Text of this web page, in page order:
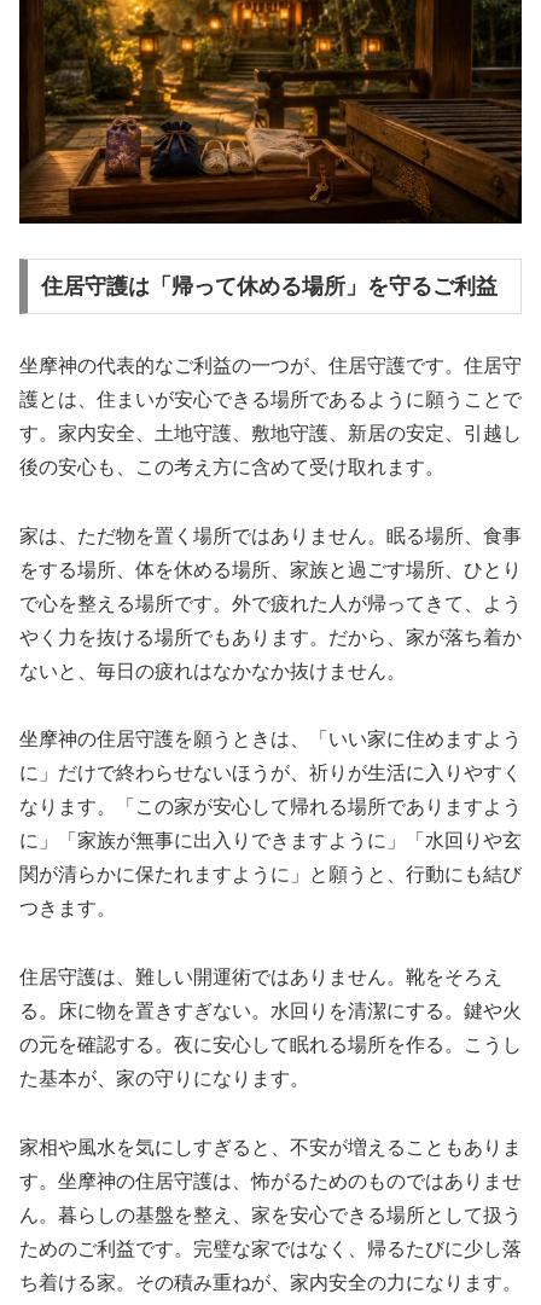
住居守護は「帰って休める場所」を守るご利益
坐摩神の代表的なご利益の一つが、住居守護です。住居守
護とは、住まいが安心できる場所であるように願うことで
す。家内安全、土地守護、敷地守護、新居の安定、引越し
後の安心も、この考え方に含めて受け取れます。
家は、ただ物を置く場所ではありません。眠る場所、食事
をする場所、体を休める場所、家族と過ごす場所、ひとり
で心を整える場所です。外で疲れた人が帰ってきて、よう
やく力を抜ける場所でもあります。だから、家が落ち着か
ないと、毎日の疲れはなかなか抜けません。
坐摩神の住居守護を願うときは、「いい家に住めますよう
に」だけで終わらせないほうが、祈りが生活に入りやすく
なります。「この家が安心して帰れる場所でありますよう
に」「家族が無事に出入りできますように」「水回りや玄
関が清らかに保たれますように」と願うと、行動にも結び
つきます。
住居守護は、難しい開運術ではありません。靴をそろえ
る。床に物を置きすぎない。水回りを清潔にする。鍵や火
の元を確認する。夜に安心して眠れる場所を作る。こうし
た基本が、家の守りになります。
家相や風水を気にしすぎると、不安が増えることもありま
す。坐摩神の住居守護は、怖がるためのものではありませ
ん。暮らしの基盤を整え、家を安心できる場所として扱う
ためのご利益です。完璧な家ではなく、帰るたびに少し落
ち着ける家。その積み重ねが、家内安全の力になります。